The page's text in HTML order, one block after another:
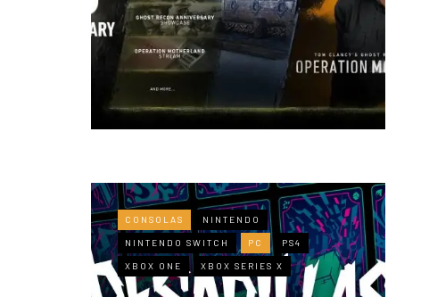
CONSOLAS NINTENDO
NINTENDO SWITCH PC PS4
XBOX ONE XBOX SERIES X